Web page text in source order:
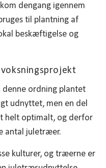
dengang igennem
til plantning af
beskæftigelse og
denne ordning plantet
udnyttet, men en del
helt optimalt, og derfor
antal juletræer.
kulturer, og træerne er